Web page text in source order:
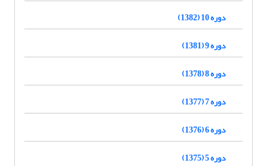
دوره 10 (1382)
دوره 9 (1381)
دوره 8 (1378)
دوره 7 (1377)
دوره 6 (1376)
دوره 5 (1375)